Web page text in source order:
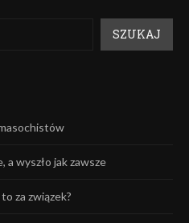
SZUKAJ
a wyszło jak zawsze
za związek?